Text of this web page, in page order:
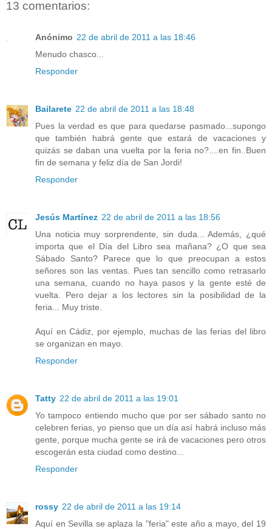
13 comentarios:
Anónimo 22 de abril de 2011 a las 18:46
Menudo chasco...
Responder
Bailarete 22 de abril de 2011 a las 18:48
Pues la verdad es que para quedarse pasmado...supongo
que también habrá gente que estará de vacaciones y
quizás se daban una vuelta por la feria no?....en fin..Buen
fin de semana y feliz día de San Jordi!
Responder
Jesús Martínez 22 de abril de 2011 a las 18:56
Una noticia muy sorprendente, sin duda... Además, ¿qué
importa que el Día del Libro sea mañana? ¿O que sea
Sábado Santo? Parece que lo que preocupan a estos
señores son las ventas. Pues tan sencillo como retrasarlo
una semana, cuando no haya pasos y la gente esté de
vuelta. Pero dejar a los lectores sin la posibilidad de la
feria... Muy triste.
Aquí en Cádiz, por ejemplo, muchas de las ferias del libro
se organizan en mayo.
Responder
Tatty 22 de abril de 2011 a las 19:01
Yo tampoco entiendo mucho que por ser sábado santo no
celebren ferias, yo pienso que un día así habrá incluso más
gente, porque mucha gente se irá de vacaciones pero otros
escogerán esta ciudad como destino...
Responder
rossy 22 de abril de 2011 a las 19:14
Aquí en Sevilla se aplaza la "feria" este año a mayo, del 19